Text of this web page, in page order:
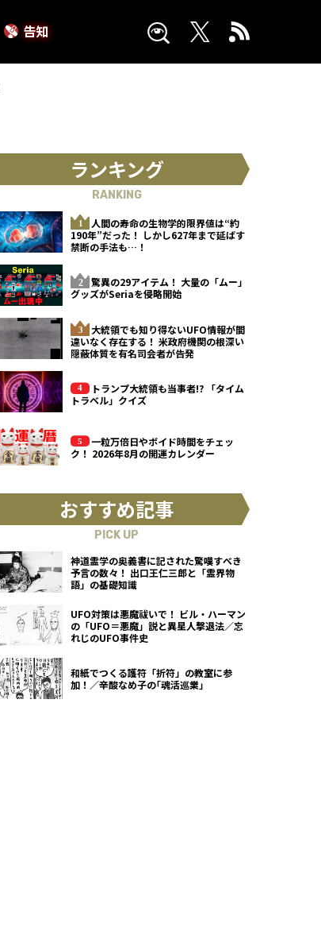
告知
ランキング
RANKING
人間の寿命の生物学的限界値は“約
190年”だった！ しかし627年まで延ばす
禁断の手法も…！
驚異の29アイテム！ 大量の「ムー」
グッズがSeriaを侵略開始
大統領でも知り得ないUFO情報が間
違いなく存在する！ 米政府機関の根深い
隠蔽体質を有名司会者が告発
トランプ大統領も当事者!? 「タイム
トラベル」クイズ
一粒万倍日やボイド時間をチェッ
ク！ 2026年8月の開運カレンダー
おすすめ記事
PICK UP
神道霊学の奥義書に記された驚嘆すべき
予言の数々！ 出口王仁三郎と「霊界物
語」の基礎知識
UFO対策は悪魔祓いで！ ビル・ハーマン
の「UFO＝悪魔」説と異星人撃退法／忘
れじのUFO事件史
和紙でつくる護符「折符」の教室に参
加！／辛酸なめ子の｢魂活巡業｣